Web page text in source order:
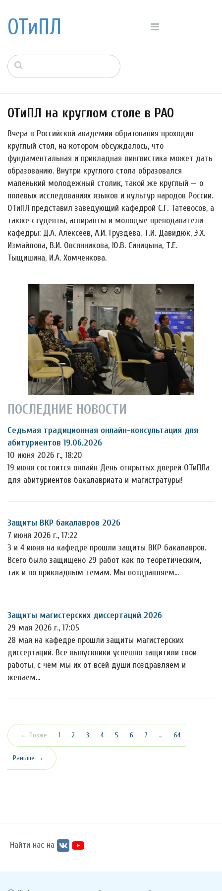
ОТиПЛ
ОТиПЛ на круглом столе в РАО
Вчера в Российской академии образования проходил
круглый стол, на котором обсуждалось, что
фундаментальная и прикладная лингвистика может дать
образованию. Внутри круглого стола образовался
маленький молодежный столик, такой же круглый — о
полевых исследованиях языков и культур народов России.
ОТиПЛ представил заведующий кафедрой С.Г. Татевосов, а
также студенты, аспиранты и молодые преподаватели
кафедры: Д.А. Алексеев, А.И. Груздева, Т.И. Давидюк, Э.Х.
Измайлова, В.И. Овсянникова, Ю.В. Синицына, Т.Е.
Тыщишина, И.А. Хомченкова.
ПОСЛЕДНИЕ НОВОСТИ
Седьмая традиционная онлайн-консультация для
абитуриентов 19.06.2026
10 июня 2026 г., 18:20
19 июня состоится онлайн День открытых дверей ОТиПЛа
для абитуриентов бакалавриата и магистратуры!
Защиты ВКР бакалавров 2026
7 июня 2026 г., 17:22
3 и 4 июня на кафедре прошли защиты ВКР бакалавров.
Всего было защищено 29 работ как по теоретическим,
так и по прикладным темам. Мы поздравляем…
Защиты магистерских диссертаций 2026
29 мая 2026 г., 17:05
28 мая на кафедре прошли защиты магистерских
диссертаций. Все выпускники успешно защитили свои
работы, с чем мы их от всей души поздравляем и
желаем…
← Позже 1 (текущая)
2 3 4 5 6 7 … 64
Раньше →
Найти нас на